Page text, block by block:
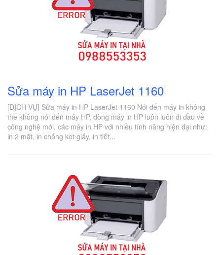
Sửa máy in HP LaserJet 1160
[DỊCH VỤ] Sửa máy in HP LaserJet 1160 Nói đến máy in không
thể không nói đến máy HP, dòng máy in HP luôn luôn đi đầu về
công nghệ mới, các máy in HP với nhiều tính năng hiện đại như:
in 2 mặt, in chống kẹt giấy, in tiết...